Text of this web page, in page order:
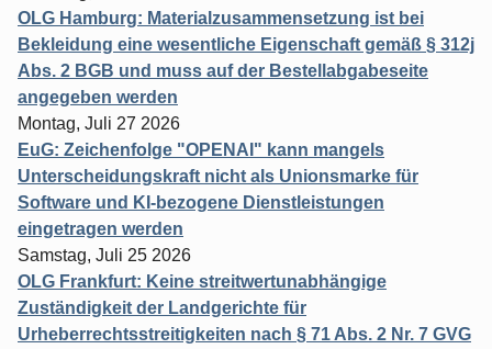
OLG Hamburg: Materialzusammensetzung ist bei
Bekleidung eine wesentliche Eigenschaft gemäß § 312j
Abs. 2 BGB und muss auf der Bestellabgabeseite
angegeben werden
Montag, Juli 27 2026
EuG: Zeichenfolge "OPENAI" kann mangels
Unterscheidungskraft nicht als Unionsmarke für
Software und KI-bezogene Dienstleistungen
eingetragen werden
Samstag, Juli 25 2026
OLG Frankfurt: Keine streitwertunabhängige
Zuständigkeit der Landgerichte für
Urheberrechtsstreitigkeiten nach § 71 Abs. 2 Nr. 7 GVG